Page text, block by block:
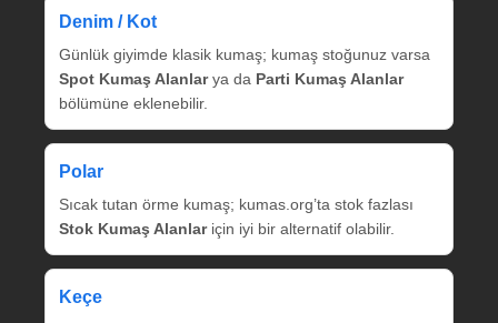
Denim / Kot
Günlük giyimde klasik kumaş; kumaş stoğunuz varsa
Spot Kumaş Alanlarya da Parti Kumaş Alanlar
bölümüne eklenebilir.
Polar
Sıcak tutan örme kumaş; kumas.org’ta stok fazlası
Stok Kumaş Alanlariçin iyi bir alternatif olabilir.
Keçe